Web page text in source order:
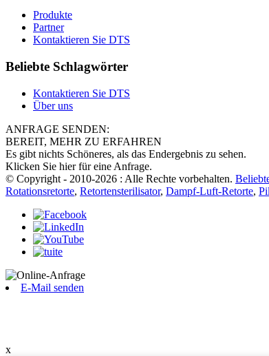
Produkte
Partner
Kontaktieren Sie DTS
Beliebte Schlagwörter
Kontaktieren Sie DTS
Über uns
ANFRAGE SENDEN:
BEREIT, MEHR ZU ERFAHREN
Es gibt nichts Schöneres, als das Endergebnis zu sehen.
Klicken Sie hier für eine Anfrage.
© Copyright - 2010-2026 : Alle Rechte vorbehalten.
Rotationsretorte, Retortensterilisator, Dampf-Luft-Retorte,
E-Mail senden
x